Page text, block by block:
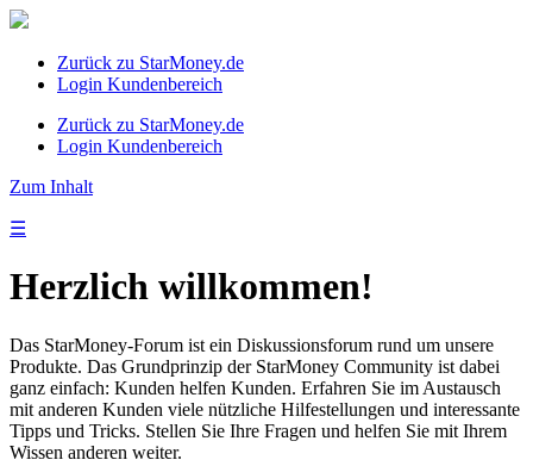
Zurück zu StarMoney.de
Login Kundenbereich
Zurück zu StarMoney.de
Login Kundenbereich
Zum Inhalt
☰
Herzlich willkommen!
Das StarMoney-Forum ist ein Diskussionsforum rund um unsere
Produkte. Das Grundprinzip der StarMoney Community ist dabei
ganz einfach: Kunden helfen Kunden. Erfahren Sie im Austausch
mit anderen Kunden viele nützliche Hilfestellungen und interessante
Tipps und Tricks. Stellen Sie Ihre Fragen und helfen Sie mit Ihrem
Wissen anderen weiter.